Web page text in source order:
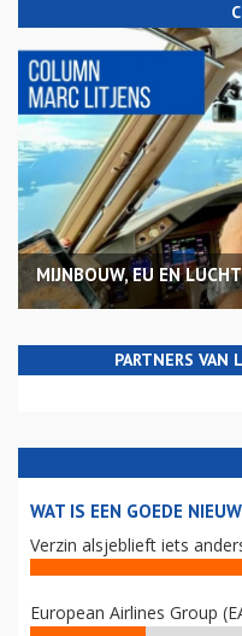
MIJNBOUW, EU EN
PARTNERS VAN
WAT IS EEN GOEDE
Verzin alsjeblieft iets
European Airlines Group